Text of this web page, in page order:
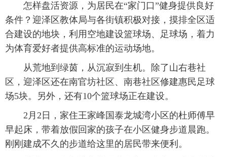
怎样盘活资源，为居民在“家门口”健身提供良好
条件？迎泽区教体局与各街镇积极对接，摸排全区适
合建设的地块，利用空地建设篮球场、足球场，着力
为体育爱好者提供高标准的运动场地。
从荒地到绿茵，从沉寂到生机。除了山右巷社
区，迎泽区还在南官坊社区、南巷社区修建惠民足球
场5块。另外，还有10个篮球场正在建设。
2月2日，家住王家峰国泰龙城湾小区的杜师傅早
早起床，带着放假回家的孩子在小区健身步道晨跑。
刚刚建成不久的步道给这里的居民带来便利。